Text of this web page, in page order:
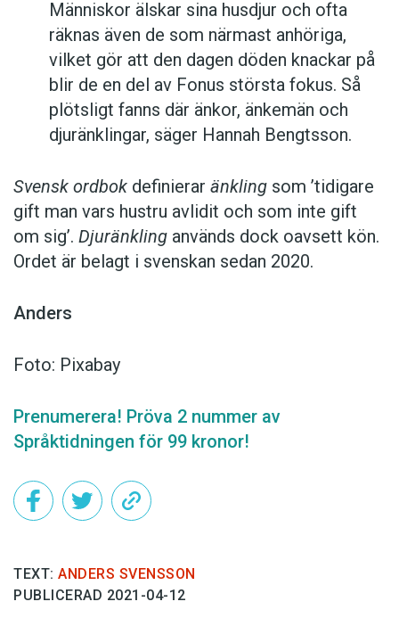
Människor älskar sina husdjur och ofta
räknas även de som närmast anhöriga,
vilket gör att den dagen döden knackar på
blir de en del av Fonus största fokus. Så
plötsligt fanns där änkor, änkemän och
djuränklingar, säger Hannah Bengtsson.
Svensk ordbok definierar änkling som ’tidigare
gift man vars hustru av­lidit och som inte gift
om sig’. Djuränkling används dock oavsett kön.
Ordet är belagt i svenskan sedan 2020.
Anders
Foto: Pixabay
Prenumerera! Pröva 2 nummer av
Språktidningen för 99 kronor!
TEXT: ANDERS SVENSSON
PUBLICERAD 2021-04-12